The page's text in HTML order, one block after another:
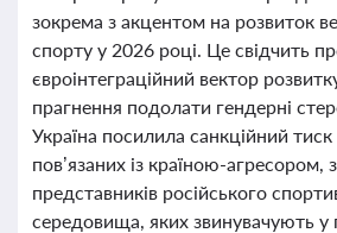
зокрема з акцентом на розвиток
спорту у 2026 році. Це свідчить
євроінтеграційний вектор
прагнення подолати гендерні
Україна посилила санкційний тиск
пов’язаних із країною-агресором,
представників російського
середовища, яких звинувачують у